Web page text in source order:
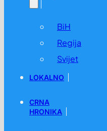
BiH
Regija
Svijet
LOKALNO
CRNA
HRONIKA